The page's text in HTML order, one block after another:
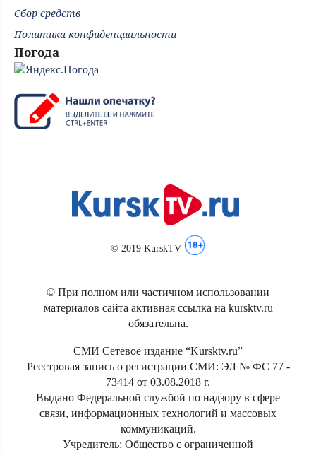
Сбор средств
Политика конфиденциальности
Погода
© 2019 KurskTV
© При полном или частичном использовании
материалов сайта активная ссылка на kursktv.ru
обязательна.
СМИ Сетевое издание “Kursktv.ru”
Реестровая запись о регистрации СМИ: ЭЛ № ФС 77 -
73414 от 03.08.2018 г.
Выдано Федеральной службой по надзору в сфере
связи, информационных технологий и массовых
коммуникаций.
Учредитель: Общество с ограниченной